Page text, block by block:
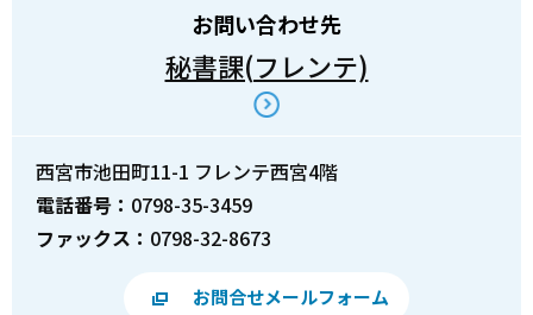
お問い合わせ先
秘書課(フレンテ)
西宮市池田町11-1 フレンテ西宮4階
電話番号： 0798-35-3459
ファックス： 0798-32-8673
お問合せメールフォーム